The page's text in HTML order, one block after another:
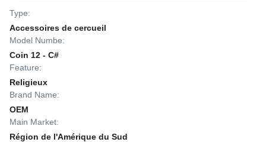
Type:
Accessoires de cercueil
Model Numbe:
Coin 12 - C#
Feature:
Religieux
Brand Name:
OEM
Main Market:
Région de l'Amérique du Sud